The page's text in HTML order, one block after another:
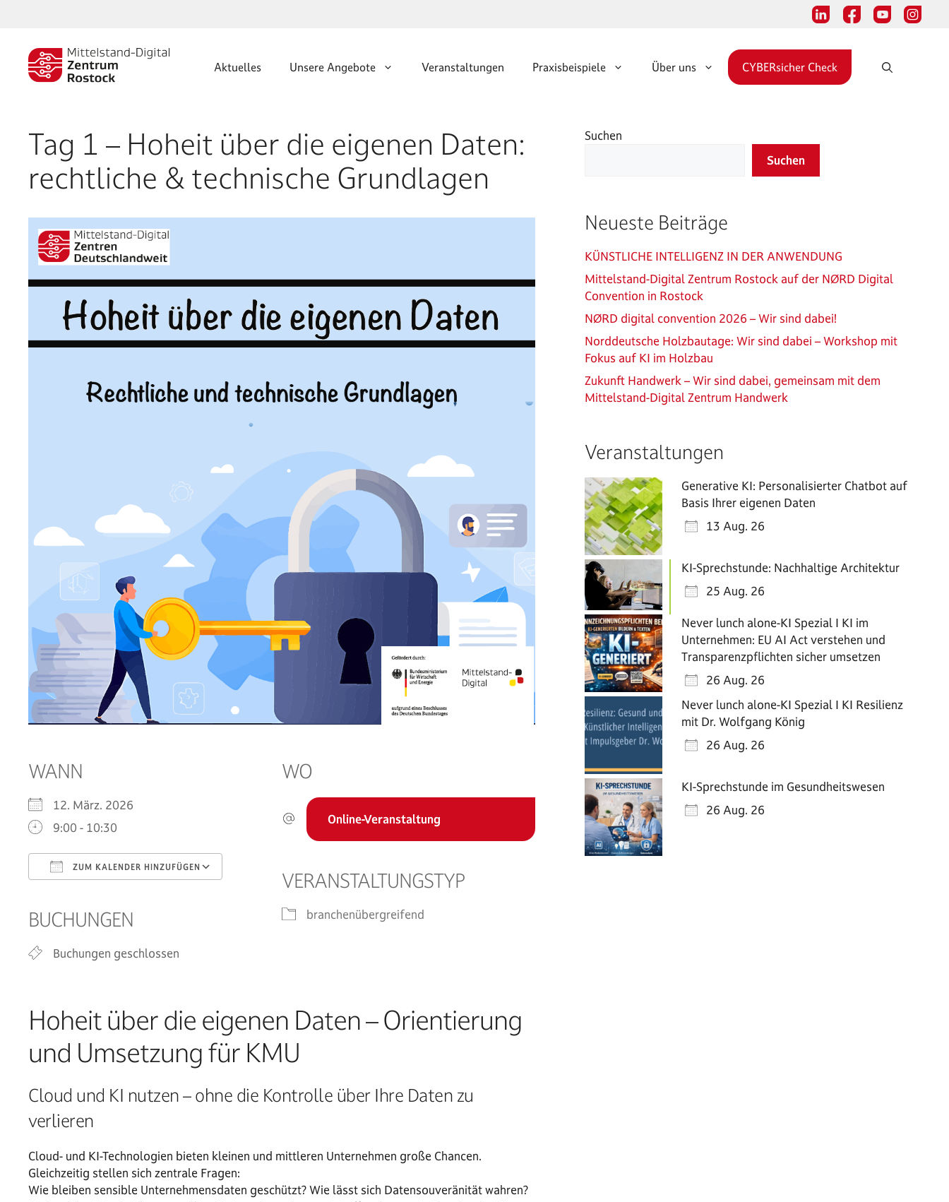
Aktuelles Unsere Angebote Veranstaltungen Praxisbeispiele Über uns CYBERsicher Check
Tag 1 – Hoheit über die eigenen Daten:
rechtliche & technische Grundlagen
WANN
12. März. 2026
9:00 - 10:30
ZUM KALENDER HINZUFÜGEN
BUCHUNGEN
Buchungen geschlossen
WO
Online-Veranstaltung
VERANSTALTUNGSTYP
branchenübergreifend
Hoheit über die eigenen Daten – Orientierung
und Umsetzung für KMU
Cloud und KI nutzen – ohne die Kontrolle über Ihre Daten zu
verlieren
Cloud- und KI-Technologien bieten kleinen und mittleren Unternehmen große Chancen.
Gleichzeitig stellen sich zentrale Fragen:
Wie bleiben sensible Unternehmensdaten geschützt? Wie lässt sich Datensouveränität wahren?
Suchen
Suchen
Neueste Beiträge
KÜNSTLICHE INTELLIGENZ IN DER ANWENDUNG
Mittelstand-Digital Zentrum Rostock auf der NØRD Digital
Convention in Rostock
NØRD digital convention 2026 – Wir sind dabei!
Norddeutsche Holzbautage: Wir sind dabei – Workshop mit
Fokus auf KI im Holzbau
Zukunft Handwerk – Wir sind dabei, gemeinsam mit dem
Mittelstand-Digital Zentrum Handwerk
Veranstaltungen
Generative KI: Personalisierter Chatbot auf
Basis Ihrer eigenen Daten
13 Aug. 26
KI-Sprechstunde: Nachhaltige Architektur
25 Aug. 26
Never lunch alone-KI Spezial I KI im
Unternehmen: EU AI Act verstehen und
Transparenzpflichten sicher umsetzen
26 Aug. 26
Never lunch alone-KI Spezial I KI Resilienz
mit Dr. Wolfgang König
26 Aug. 26
KI-Sprechstunde im Gesundheitswesen
26 Aug. 26